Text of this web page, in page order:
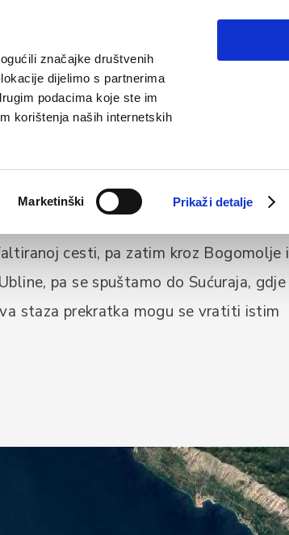
značajke društvenih
dijelimo s partnerima
podacima koje ste im
korištenja naših internetskih
Marketinški Prikaži detalje
staza 6
cesti, pa zatim kroz Bogomolje i
pa se spuštamo do Sućuraja, gdje
staza prekratka mogu se vratiti istim